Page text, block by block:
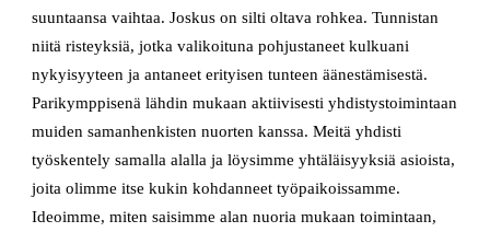
suuntaansa vaihtaa. Joskus on silti oltava rohkea. Tunnistan
niitä risteyksiä, jotka valikoituna pohjustaneet kulkuani
nykyisyyteen ja antaneet erityisen tunteen äänestämisestä.
Parikymppisenä lähdin mukaan aktiivisesti yhdistystoimintaan
muiden samanhenkisten nuorten kanssa. Meitä yhdisti
työskentely samalla alalla ja löysimme yhtäläisyyksiä asioista,
joita olimme itse kukin kohdanneet työpaikoissamme.
Ideoimme, miten saisimme alan nuoria mukaan toimintaan,